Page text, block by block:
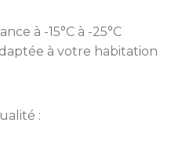
à -15°C à -25°C
à votre habitation
: